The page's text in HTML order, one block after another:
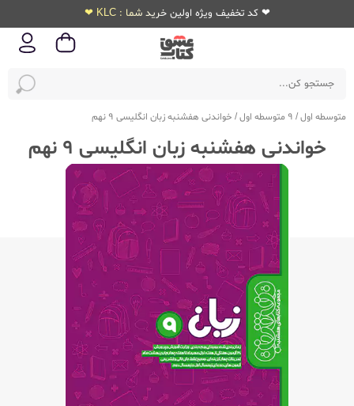
❤ کد تخفیف ویژه اولین خرید شما : KLC ❤
متوسطه اول/ 9 متوسطه اول / خواندنی هفشنبه زبان انگلیسی 9 نهم
خواندنی هفشنبه زبان انگلیسی 9 نهم